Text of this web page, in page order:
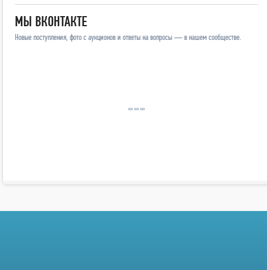
МЫ ВКОНТАКТЕ
Новые поступления, фото с аукционов и ответы на вопросы — в нашем сообществе.